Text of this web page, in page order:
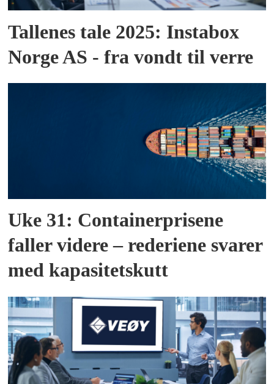
Tallenes tale 2025: Instabox
Norge AS - fra vondt til verre
Uke 31: Containerprisene
faller videre – rederiene svarer
med kapasitetskutt